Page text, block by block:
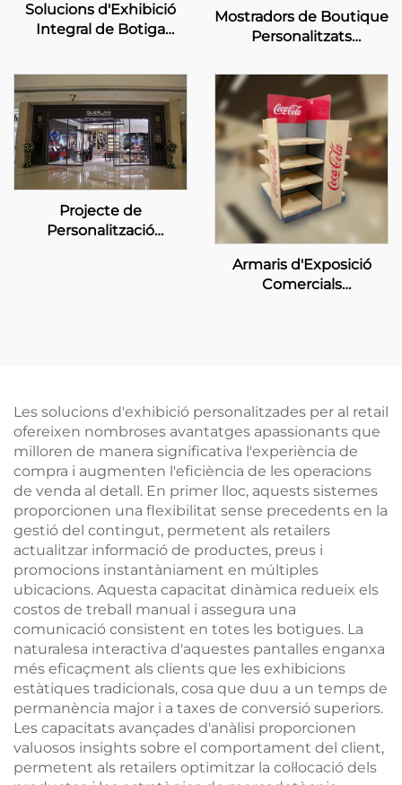
Solucions d'Exhibició
Integral de Botiga
Mostradors de Boutique
Personalitzats
Projecte de
Personalització
Armaris d'Exposició
Comercials
Les solucions d'exhibició personalitzades per al retail
ofereixen nombroses avantatges apassionants que
milloren de manera significativa l'experiència de
compra i augmenten l'eficiència de les operacions
de venda al detall. En primer lloc, aquests sistemes
proporcionen una flexibilitat sense precedents en la
gestió del contingut, permetent als retailers
actualitzar informació de productes, preus i
promocions instantàniament en múltiples
ubicacions. Aquesta capacitat dinàmica redueix els
costos de treball manual i assegura una
comunicació consistent en totes les botigues. La
naturalesa interactiva d'aquestes pantalles enganxa
més eficaçment als clients que les exhibicions
estàtiques tradicionals, cosa que duu a un temps de
permanència major i a taxes de conversió superiors.
Les capacitats avançades d'anàlisi proporcionen
valuosos insights sobre el comportament del client,
permetent als retailers optimitzar la col·locació dels